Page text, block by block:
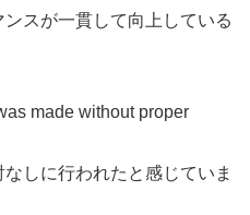
スが一貫して向上している
made without proper
しに行われたと感じていま